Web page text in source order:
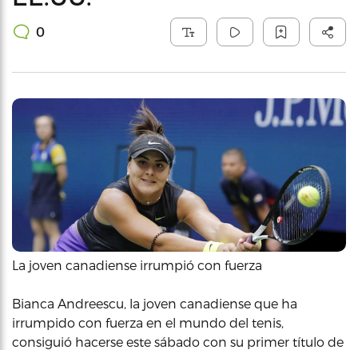
0
La joven canadiense irrumpió con fuerza
Bianca Andreescu, la joven canadiense que ha
irrumpido con fuerza en el mundo del tenis,
consiguió hacerse este sábado con su primer título de